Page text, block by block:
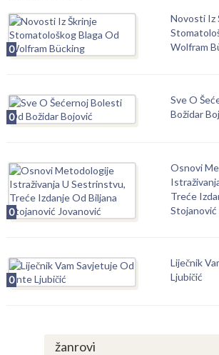
0
Novosti Iz
Wolfram
0
Sve O
Božidar
0
Osnovi
Treće
Stojanović
0
Liječnik
Ljubičić
žanrovi